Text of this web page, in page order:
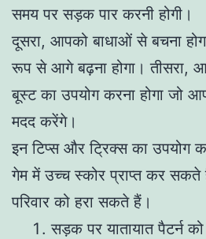
समय पर सड़क पार करनी होगी।
दूसरा, आपको बाधाओं से बचना
रूप से आगे बढ़ना होगा। तीसरा,
बूस्ट का उपयोग करना होगा जो
मदद करेंगे।
इन टिप्स और ट्रिक्स का उपयोग
गेम में उच्च स्कोर प्राप्त कर
परिवार को हरा सकते हैं।
सड़क पर यातायात पैटर्न